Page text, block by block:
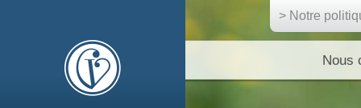
> Notre
Nous